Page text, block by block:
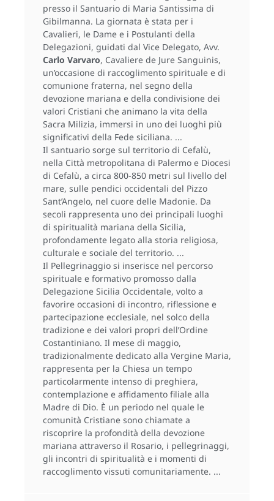
presso il Santuario di Maria Santissima di
Gibilmanna. La giornata è stata per i
Cavalieri, le Dame e i Postulanti della
Delegazioni, guidati dal Vice Delegato, Avv.
Carlo Varvaro, Cavaliere de Jure Sanguinis,
un’occasione di raccoglimento spirituale e di
comunione fraterna, nel segno della
devozione mariana e della condivisione dei
valori Cristiani che animano la vita della
Sacra Milizia, immersi in uno dei luoghi più
significativi della Fede siciliana.
Il santuario sorge sul territorio di Cefalù,
nella Città metropolitana di Palermo e Diocesi
di Cefalù, a circa 800-850 metri sul livello del
mare, sulle pendici occidentali del Pizzo
Sant’Angelo, nel cuore delle Madonie. Da
secoli rappresenta uno dei principali luoghi
di spiritualità mariana della Sicilia,
profondamente legato alla storia religiosa,
culturale e sociale del territorio.
Il Pellegrinaggio si inserisce nel percorso
spirituale e formativo promosso dalla
Delegazione Sicilia Occidentale, volto a
favorire occasioni di incontro, riflessione e
partecipazione ecclesiale, nel solco della
tradizione e dei valori propri dell’Ordine
Costantiniano. Il mese di maggio,
tradizionalmente dedicato alla Vergine Maria,
rappresenta per la Chiesa un tempo
particolarmente intenso di preghiera,
contemplazione e affidamento filiale alla
Madre di Dio. È un periodo nel quale le
comunità Cristiane sono chiamate a
riscoprire la profondità della devozione
mariana attraverso il Rosario, i pellegrinaggi,
gli incontri di spiritualità e i momenti di
raccoglimento vissuti comunitariamente.